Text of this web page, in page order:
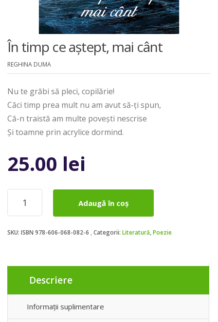
În timp ce aștept, mai cânt
REGHINA DUMA
Nu te grăbi să pleci, copilărie!
Căci timp prea mult nu am avut să-ți spun,
Că-n traistă am multe povești nescrise
Și toamne prin acrylice dormind.
25.00 lei
Cantitate
timp
aștept,
Adaugă în coș
SKU: ISBN 978-606-068-082-6 Categorii: Literatură,Poezie
Descriere
Informații suplimentare